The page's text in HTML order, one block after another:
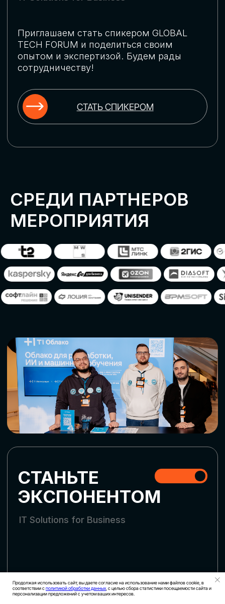
Продолжая использовать сайт, вы даете согласие на использование нами файлов cookie, в
соответствии сполитикой обработки данных , с целью сбора статистики посещаемости сайта и
персонализации предложений с учетом ваших интересов.
ОСТАВИТЬ
ЗАЯВКУ
СТАТЬ ПАРТНЕРОМ
СКАЧАТЬ ПРОГРАММУ
СТАТЬ СПИКЕРОМ
Оставьте заявку, наши менеджеры
СТАТЬ УЧАСТНИКОМ